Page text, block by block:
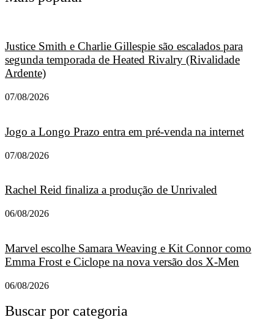
Justice Smith e Charlie Gillespie são escalados para
segunda temporada de Heated Rivalry (Rivalidade
Ardente)
07/08/2026
Jogo a Longo Prazo entra em pré-venda na internet
07/08/2026
Rachel Reid finaliza a produção de Unrivaled
06/08/2026
Marvel escolhe Samara Weaving e Kit Connor como
Emma Frost e Ciclope na nova versão dos X-Men
06/08/2026
Buscar por categoria